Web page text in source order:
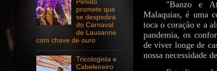
"Banzo e
Malaquias, é uma
toca o coração e a
pandemia, os
de viver longe de
nossa necessidade
Penido
promete que
se despedirá
do Carnaval
de Lausanne
com chave de ouro
Tricologista e
Cabeleireiro